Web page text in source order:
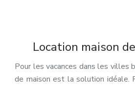
Location maison
Pour les vacances dans les villes
de maison est la solution idéale.